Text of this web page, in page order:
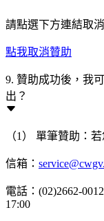
請點選下方連結取
點我取消贊助
9. 贊助成功後，我
出？
（1） 單筆贊助：
信箱：
電話：(02)2662-
17:00